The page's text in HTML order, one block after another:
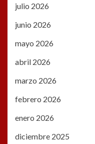
julio 2026
junio 2026
mayo 2026
abril 2026
marzo 2026
febrero 2026
enero 2026
diciembre 2025